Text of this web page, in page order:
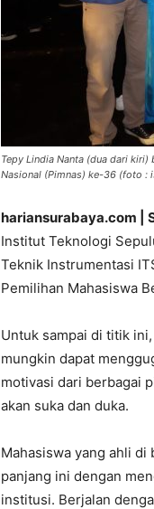
Tepy Lindia Nanta (dua dari
Nasional (Pimnas) ke-36 (foto :
hariansurabaya.com |
Institut Teknologi
Teknik Instrumentasi
Pemilihan Mahasiswa
Untuk sampai di titik
mungkin dapat
motivasi dari berbagai
akan suka dan duka.
Mahasiswa yang ahli
panjang ini dengan
institusi. Berjalan